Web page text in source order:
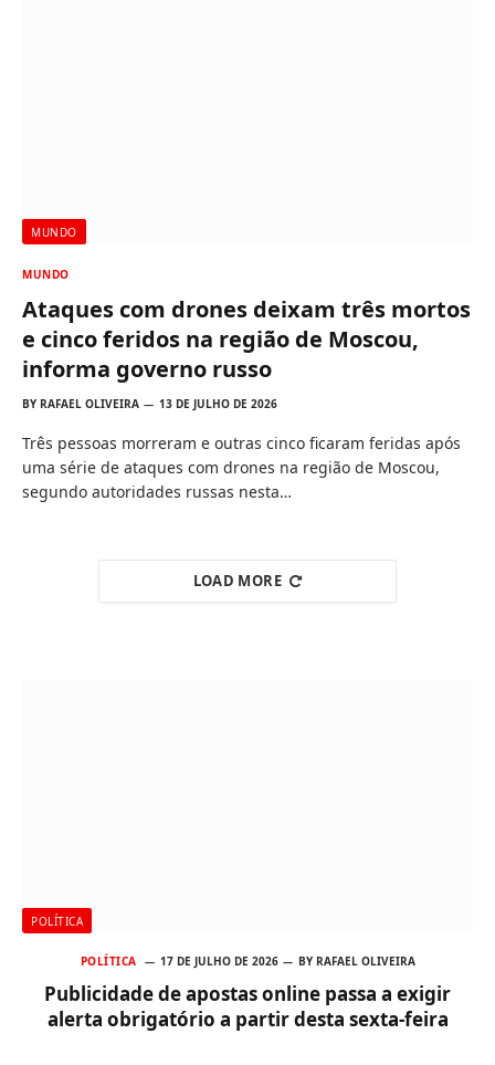
MUNDO
MUNDO
Ataques com drones deixam três mortos
e cinco feridos na região de Moscou,
informa governo russo
BY RAFAEL OLIVEIRA 13 DE JULHO DE 2026
Três pessoas morreram e outras cinco ficaram feridas após
uma série de ataques com drones na região de Moscou,
segundo autoridades russas nesta…
LOAD MORE
POLÍTICA
POLÍTICA 17 DE JULHO DE 2026 BY RAFAEL OLIVEIRA
Publicidade de apostas online passa a exigir
alerta obrigatório a partir desta sexta-feira